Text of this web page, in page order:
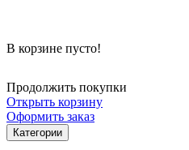
В корзине пусто!
Продолжить покупки
Открыть корзину
Оформить заказ
Категории